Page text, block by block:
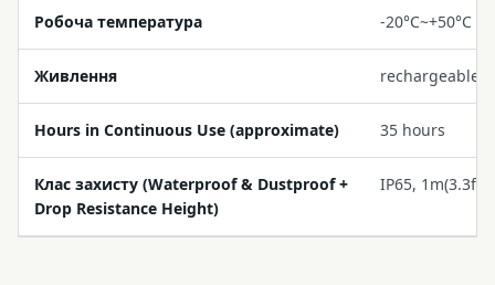
Робоча температура -20°C~+50°C (-
Живлення rechargeable
Hours in Continuous Use (approximate) 35 hours
Клас захисту (Waterproof & Dustproof +
Drop Resistance Height)
IP65, 1m(3.3ft)